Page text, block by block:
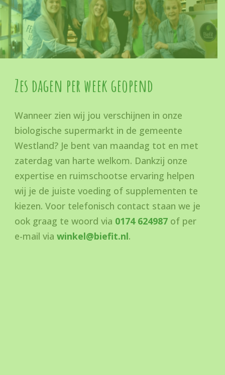
Zes dagen per week geopend
Wanneer zien wij jou verschijnen in onze
biologische supermarkt in de gemeente
Westland? Je bent van maandag tot en met
zaterdag van harte welkom. Dankzij onze
expertise en ruimschootse ervaring helpen
wij je de juiste voeding of supplementen te
kiezen. Voor telefonisch contact staan we je
ook graag te woord via 0174 624987of per
e-mail via winkel@biefit.nl.